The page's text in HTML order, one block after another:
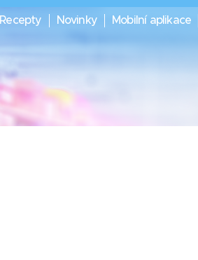
Recepty Novinky Mobilní aplikace